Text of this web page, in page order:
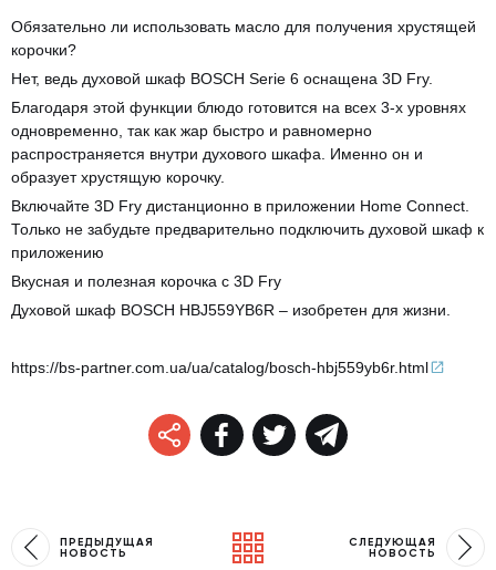
Обязательно ли использовать масло для получения хрустящей
корочки?
Нет, ведь духовой шкаф BOSCH Serie 6 оснащена 3D Fry.
Благодаря этой функции блюдо готовится на всех 3-х уровнях
одновременно, так как жар быстро и равномерно
распространяется внутри духового шкафа. Именно он и
образует хрустящую корочку.
Включайте 3D Fry дистанционно в приложении Home Connect.
Только не забудьте предварительно подключить духовой шкаф к
приложению
Вкусная и полезная корочка с 3D Fry
Духовой шкаф BOSCH HBJ559YB6R – изобретен для жизни.
https://bs-partner.com.ua/ua/catalog/bosch-hbj559yb6r.html
ПРЕДЫДУЩАЯ
НОВОСТЬ
СЛЕДУЮЩАЯ
НОВОСТЬ